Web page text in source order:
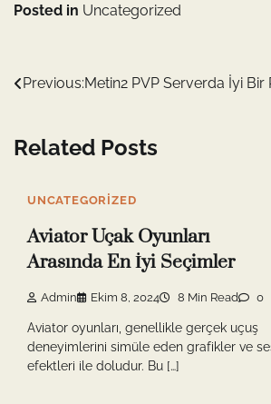
Posted in Uncategorized
Yazı
Previous:Metin2 PVP Serverda İyi Bir
Related Posts
UNCATEGORIZED
Aviator Uçak Oyunları
Arasında En İyi Seçimler
Admin Ekim 8, 2024 8 Min Read 0
Aviator oyunları, genellikle gerçek uçuş
deneyimlerini simüle eden grafikler ve
efektleri ile doludur. Bu […]